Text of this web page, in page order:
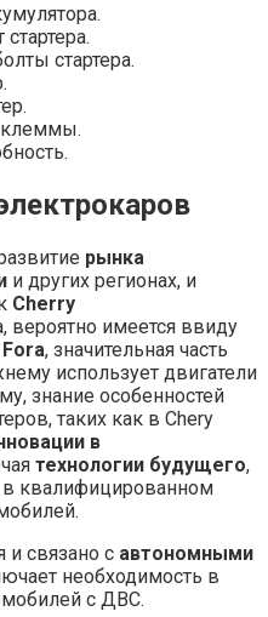
стартера.
клеммы.
рынка
и других регионах, и
Cherry
вероятно имеется ввиду
, значительная часть
использует двигатели
знание особенностей
таких как в Chery
в
технологии будущего,
квалифицированном
и связано с автономными
необходимость в
с ДВС.